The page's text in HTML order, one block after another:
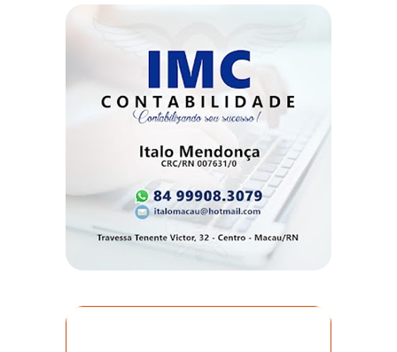
CICLISMO
COMPROMISSO
CONFERÊNCIA